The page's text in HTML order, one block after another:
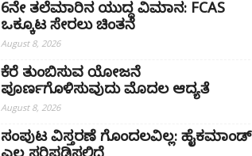
6ನೇ ತಲೆಮಾರಿನ ಯುದ್ಧ ವಿಮಾನ: FCAS
ಒಕ್ಕೂಟ ಸೇರಲು ಚಿಂತನೆ
August 8, 2026
ಕೆರೆ ತುಂಬಿಸುವ ಯೋಜನೆ
ಪೂರ್ಣಗೊಳಿಸುವುದು ಮೊದಲ ಆದ್ಯತೆ
August 8, 2026
ಸಂಪುಟ ವಿಸ್ತರಣೆ ಗೊಂದಲವಿಲ್ಲ: ಹೈಕಮಾಂಡ್